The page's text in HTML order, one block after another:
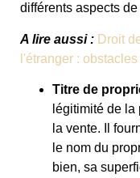
différents aspects
A lire aussi : Droit
l'étranger :
Titre de
légitimité de
la vente. Il
le nom du
bien, sa